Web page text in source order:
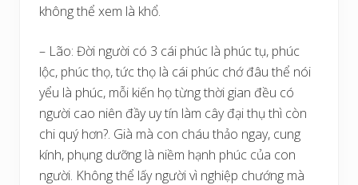
không thể xem là khổ.
– Lão: Đời người có 3 cái phúc là phúc tụ, phúc
lộc, phúc thọ, tức thọ là cái phúc chớ đâu thể nói
yểu là phúc, mỗi kiến họ từng thời gian đều có
người cao niên đầy uy tín làm cây đại thụ thì còn
chi quý hơn?. Già mà con cháu thảo ngay, cung
kính, phụng dưỡng là niềm hạnh phúc của con
người. Không thể lấy người vì nghiệp chướng mà